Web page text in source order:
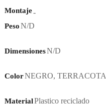
Montaje-
PesoN/D
DimensionesN/D
ColorNEGRO, TERRACOTA
MaterialPlastico reciclado